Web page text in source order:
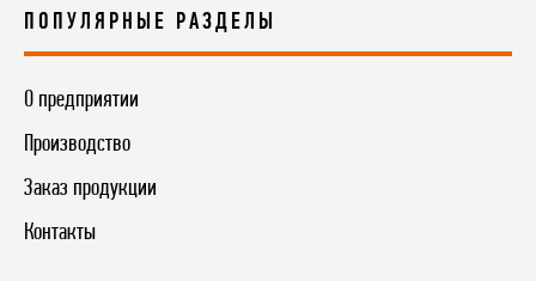
ПОПУЛЯРНЫЕ РАЗДЕЛЫ
О предприятии
Производство
Заказ продукции
Контакты